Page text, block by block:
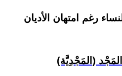
رغم امتهان الأديان
(المَجْدِيَّة)